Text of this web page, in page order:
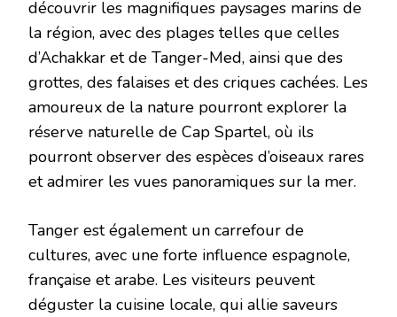
découvrir les magnifiques paysages marins de
la région, avec des plages telles que celles
d’Achakkar et de Tanger-Med, ainsi que des
grottes, des falaises et des criques cachées. Les
amoureux de la nature pourront explorer la
réserve naturelle de Cap Spartel, où ils
pourront observer des espèces d’oiseaux rares
et admirer les vues panoramiques sur la mer.
Tanger est également un carrefour de
cultures, avec une forte influence espagnole,
française et arabe. Les visiteurs peuvent
déguster la cuisine locale, qui allie saveurs